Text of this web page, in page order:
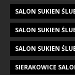
SALON SUKIEN
SALON SUKIEN
SALON SUKIEN
SIERAKOWICE